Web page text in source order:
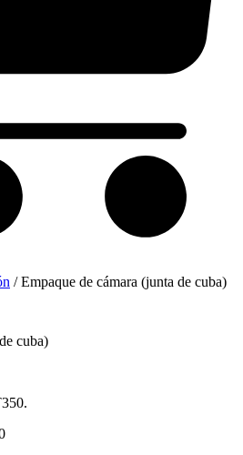
/ Empaque de cámara (junta de cuba)
cuba)